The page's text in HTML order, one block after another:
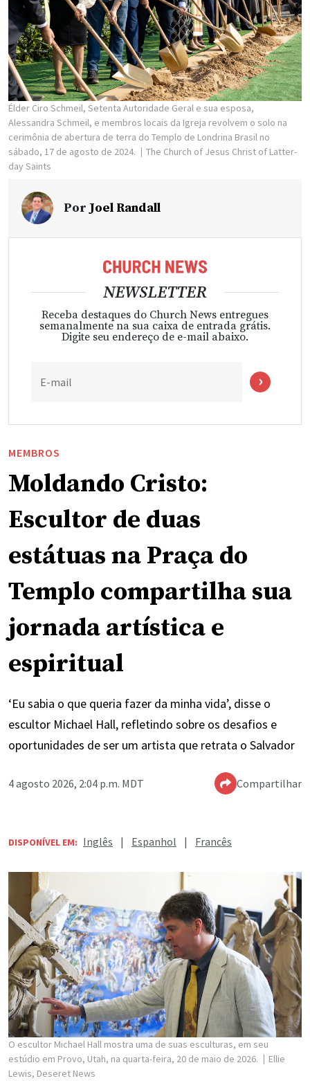
Élder Ciro Schmeil, Setenta Autoridade Geral e sua esposa,
Alessandra Schmeil, e membros locais da Igreja revolvem o solo na
cerimônia de abertura de terra do Templo de Londrina Brasil no
sábado, 17 de agosto de 2024.
The Church of Jesus Christ of Latter-
day Saints
Por Joel Randall
NEWSLETTER
Receba destaques do Church News entregues
semanalmente na sua caixa de entrada grátis.
Digite seu endereço de e-mail abaixo.
E-mail
MEMBROS
Moldando Cristo:
Escultor de duas
estátuas na Praça do
Templo compartilha sua
jornada artística e
espiritual
‘Eu sabia o que queria fazer da minha vida’, disse o
escultor Michael Hall, refletindo sobre os desafios e
oportunidades de ser um artista que retrata o Salvador
4 agosto 2026, 2:04 p.m. MDT Compartilhar
DISPONÍVEL EM: Inglês | Espanhol | Francês
O escultor Michael Hall mostra uma de suas esculturas, em seu
estúdio em Provo, Utah, na quarta-feira, 20 de maio de 2026.
Ellie
Lewis, Deseret News